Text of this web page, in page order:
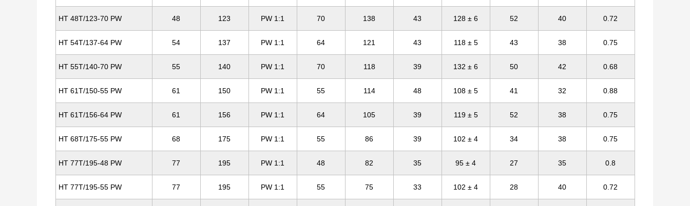
HT 48T/123-70 PW 48 123 PW 1:1 70 138 43 128 ± 6 52 40 0.72
HT 54T/137-64 PW 54 137 PW 1:1 64 121 43 118 ± 5 43 38 0.75
HT 55T/140-70 PW 55 140 PW 1:1 70 118 39 132 ± 6 50 42 0.68
HT 61T/150-55 PW 61 150 PW 1:1 55 114 48 108 ± 5 41 32 0.88
HT 61T/156-64 PW 61 156 PW 1:1 64 105 39 119 ± 5 52 38 0.75
HT 68T/175-55 PW 68 175 PW 1:1 55 86 39 102 ± 4 34 38 0.75
HT 77T/195-48 PW 77 195 PW 1:1 48 82 35 95 ± 4 27 35 0.8
HT 77T/195-55 PW 77 195 PW 1:1 55 75 33 102 ± 4 28 40 0.72